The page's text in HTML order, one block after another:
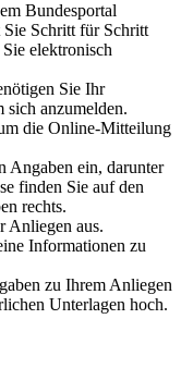
Bundesportal
Schritt für Schritt
elektronisch
Sie Ihr
sich anzumelden.
die Online-Mitteilung
Angaben ein, darunter
finden Sie auf den
rechts.
Anliegen aus.
Informationen zu
zu Ihrem Anliegen
Unterlagen hoch.